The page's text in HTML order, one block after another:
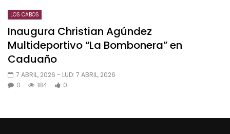
LOS CABOS
Inaugura Christian Agúndez
Multideportivo “La Bombonera” en
Caduaño
7 ABRIL, 2026 - LUD: 7 ABRIL, 2026
0
184 0